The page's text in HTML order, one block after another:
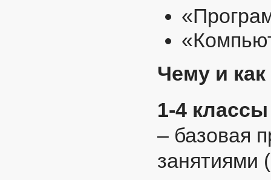
Чему и
1-4 классы
– базовая
занятиями